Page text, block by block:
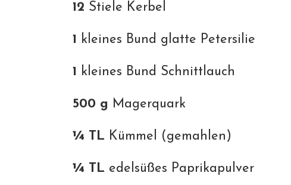
12 Stiele Kerbel
1 kleines Bund glatte Petersilie
1 kleines Bund Schnittlauch
500 g Magerquark
¼ TL Kümmel (gemahlen)
¼ TL edelsüßes Paprikapulver